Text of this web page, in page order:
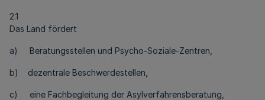
2.1
Das Land fördert
a) Beratungsstellen und Psycho-Soziale-Zentren,
b) dezentrale Beschwerdestellen,
c) eine Fachbegleitung der Asylverfahrensberatung,